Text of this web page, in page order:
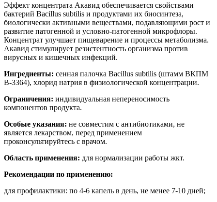
Эффект концентрата Акавид обеспечивается свойствами
бактерий Bacillus subtilis и продуктами их биосинтеза,
биологически активными веществами, подавляющими рост и
развитие патогенной и условно-патогенной микрофлоры.
Концентрат улучшает пищеварение и процессы метаболизма.
Акавид стимулирует резистентность организма против
вирусных и кишечных инфекций.
Ингредиенты: сенная палочка Bacillus subtilis (штамм ВКПМ
В-3364), хлорид натрия в физиологической концентрации.
Ограничения: индивидуальная непереносимость
компонентов продукта.
Особые указания: не совместим с антибиотиками, не
является лекарством, перед применением
проконсультируйтесь с врачом.
Область применения: для нормализации работы жкт.
Рекомендации по применению:
для профилактики: по 4-6 капель в день, не менее 7-10 дней;